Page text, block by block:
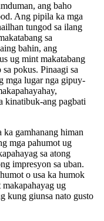
ang baho
Ang pipila ka mga
tungod sa ilang
sa
bahin, ang
ug mint makatabang
sa pokus. Pinaagi sa
mga lugar nga gipuy-
kinatibuk-ang pagbati
gamhanang himan
mga pahumot ug
sa atong
impresyon sa uban.
o usa ka humok
ug
kung giunsa nato gusto